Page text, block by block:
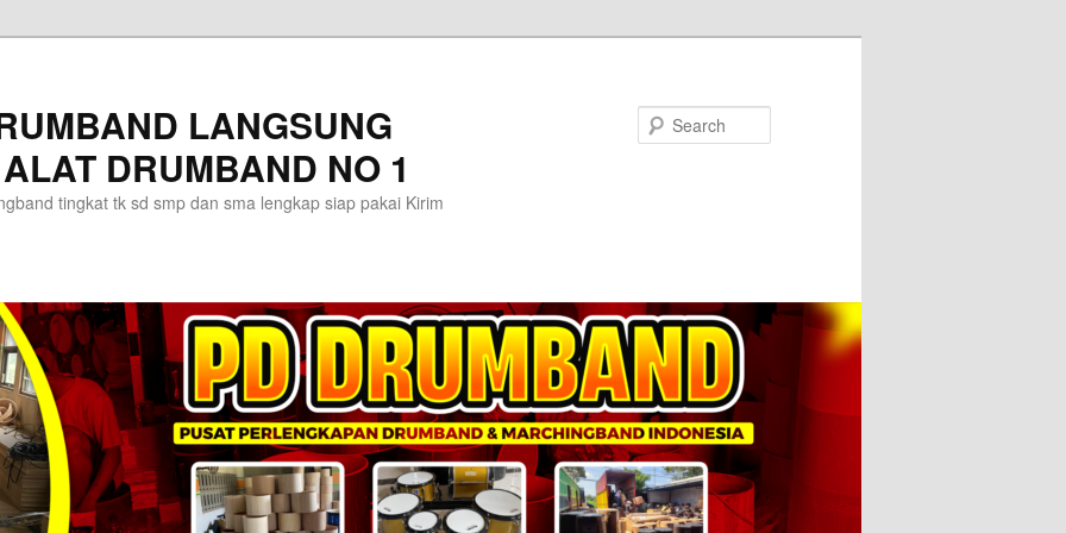
LANGSUNG
DRUMBAND NO 1
tingkat tk sd smp dan sma lengkap siap pakai Kirim